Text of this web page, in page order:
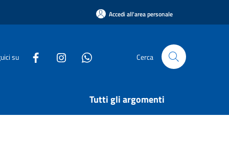
Accedi all'area personale
su Cerca
Tutti gli argomenti